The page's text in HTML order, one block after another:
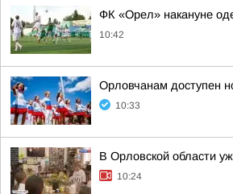
ФК «Орел» накануне
10:42
Орловчанам доступен
10:33
В Орловской области
10:24